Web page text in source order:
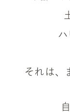
ハ
それは、